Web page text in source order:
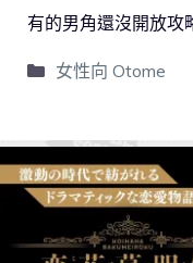
有的男角還沒開放攻
女性向 Otome